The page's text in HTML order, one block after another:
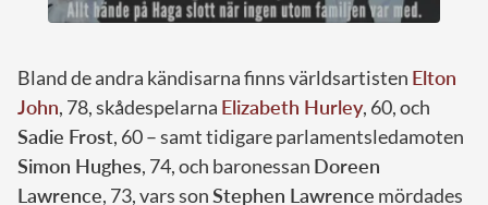
Bland de andra kändisarna finns världsartisten Elton
John, 78, skådespelarna Elizabeth Hurley, 60, och
Sadie Frost, 60 – samt tidigare parlamentsledamoten
Simon Hughes, 74, och baronessan Doreen
Lawrence, 73, vars sonStephen Lawrence mördades